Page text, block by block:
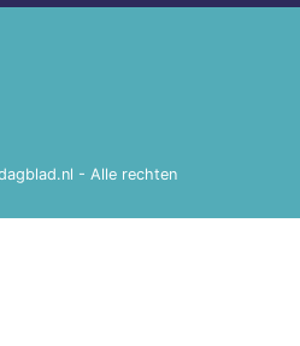
- Alle rechten